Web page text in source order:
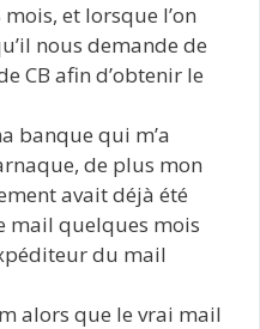
et lorsque l’on
nous demande de
CB afin d’obtenir le
banque qui m’a
de plus mon
avait déjà été
mail quelques mois
du mail
alors que le vrai mail